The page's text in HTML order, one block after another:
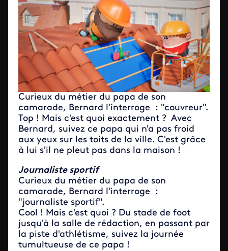
Curieux du métier du papa de son
camarade, Bernard l'interroge : "couvreur".
Top ! Mais c'est quoi exactement ? Avec
Bernard, suivez ce papa qui n'a pas froid
aux yeux sur les toits de la ville. C'est grâce
à lui s'il ne pleut pas dans la maison !
Journaliste sportif
Curieux du métier du papa de son
camarade, Bernard l'interroge :
"journaliste sportif".
Cool ! Mais c'est quoi ? Du stade de foot
jusqu'à la salle de rédaction, en passant par
la piste d'athlétisme, suivez la journée
tumultueuse de ce papa !